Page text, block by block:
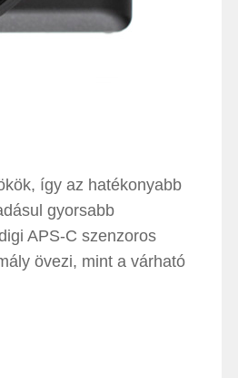
így az hatékonyabb
gyorsabb
APS-C szenzoros
övezi, mint a várható